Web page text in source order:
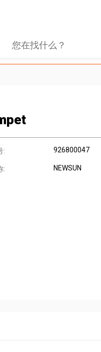
: 926800047
: NEWSUN